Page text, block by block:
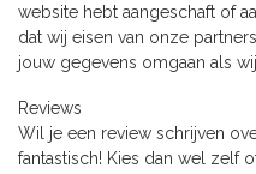
website hebt aangeschaft of
dat wij eisen van onze
jouw gegevens omgaan als
Reviews
Wil je een review schrijven
fantastisch! Kies dan wel zelf